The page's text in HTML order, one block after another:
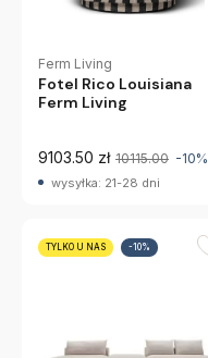
Ferm Living
Fotel Rico Louisiana
Ferm Living
9103.50 zł 10115.00 -10%
wysyłka: 21-28 dni
TYLKO U NAS -10%